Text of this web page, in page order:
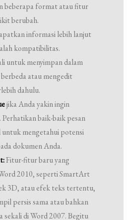
beberapa format atau fitur
berubah.
informasi lebih lanjut
kompatibilitas.
untuk menyimpan dalam
atau mengedit
dahulu.
jika Anda yakin ingin
baik-baik pesan
untuk mengetahui potensi
dokumen Anda.
Fitur-fitur baru yang
2010, seperti SmartArt
3D, atau efek teks tertentu,
persis sama atau bahkan
sekali di Word 2007. Begitu